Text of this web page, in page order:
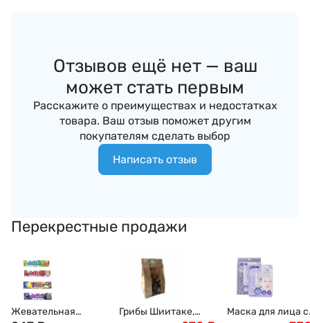
Отзывов ещё нет — ваш
может стать первым
Расскажите о преимуществах и недостатках
товара. Ваш отзыв поможет другим
покупателям сделать выбор
Написать отзыв
Перекрестные продажи
Жевательная
Грибы Шиитаке,
Маска для лица с